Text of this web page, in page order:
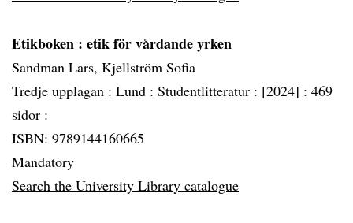
Etikboken : etik för vårdande yrken
Sandman Lars, Kjellström Sofia
Tredje upplagan : Lund : Studentlitteratur : [2024] : 469
sidor :
ISBN: 9789144160665
Mandatory
Search the University Library catalogue